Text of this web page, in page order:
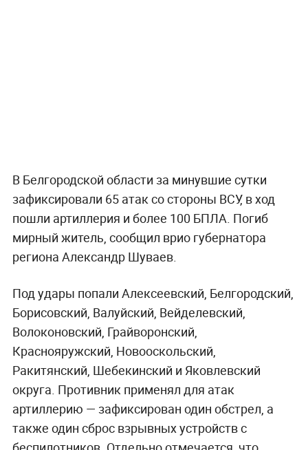
В Белгородской области за минувшие сутки
зафиксировали 65 атак со стороны ВСУ, в ход
пошли артиллерия и более 100 БПЛА. Погиб
мирный житель, сообщил врио губернатора
региона Александр Шуваев.
Под удары попали Алексеевский, Белгородский,
Борисовский, Валуйский, Вейделевский,
Волоконовский, Грайворонский,
Краснояружский, Новооскольский,
Ракитянский, Шебекинский и Яковлевский
округа. Противник применял для атак
артиллерию — зафиксирован один обстрел, а
также один сброс взрывных устройств с